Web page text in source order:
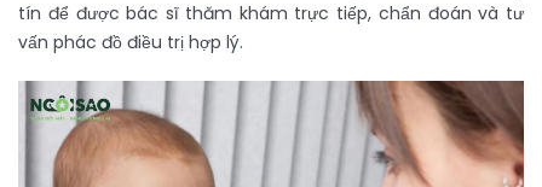
tín để được bác sĩ thăm khám trực tiếp, chẩn đoán và tư
vấn phác đồ điều trị hợp lý.